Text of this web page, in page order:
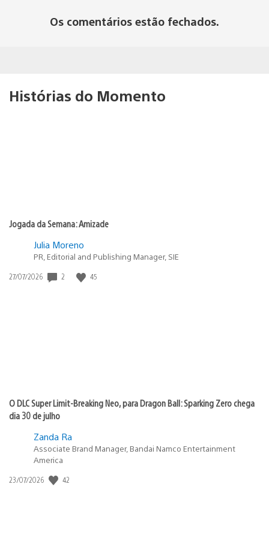
Os comentários estão fechados.
Histórias do Momento
Jogada da Semana: Amizade
Julia Moreno
PR, Editorial and Publishing Manager, SIE
Data
27/07/2026 2 45
O DLC Super Limit-Breaking Neo, para Dragon Ball: Sparking Zero chega
dia 30 de julho
Zanda Ra
Associate Brand Manager, Bandai Namco Entertainment
America
Data
23/07/2026 42